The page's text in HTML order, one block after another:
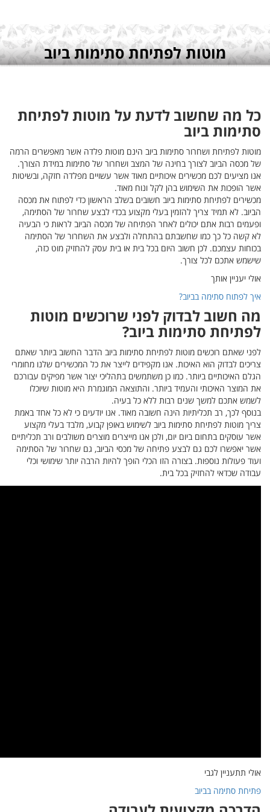
הרמה
הצורך.
ובשיטות
את מכסה
הבעיה
שאתם
מחומרי
עבורכם
אחד באמת
מקצוע
תכליתיים
הסתימה
וכלי